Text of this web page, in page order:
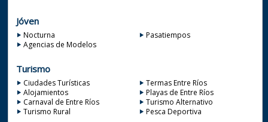
Jóven
Nocturna
Pasatiempos
Agencias de Modelos
Turismo
Ciudades Turísticas
Termas Entre Ríos
Alojamientos
Playas de Entre Ríos
Carnaval de Entre Ríos
Turismo Alternativo
Turismo Rural
Pesca Deportiva